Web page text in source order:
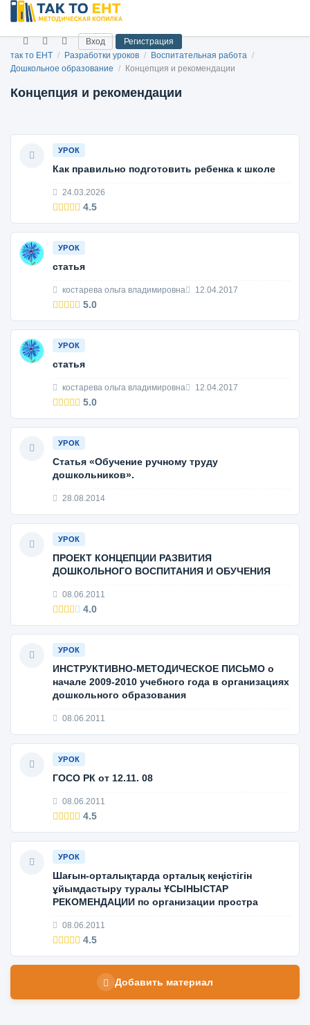
Вход
Регистрация
так то ЕНТ / Разработки уроков / Воспитательная работа /
Дошкольное образование / Концепция и рекомендации
Концепция и рекомендации
УРОК
Как правильно подготовить ребенка к школе
24.03.2026
4.5
УРОК
статья
костарева ольга владимировна 12.04.2017
5.0
УРОК
статья
костарева ольга владимировна 12.04.2017
5.0
УРОК
Статья «Обучение ручному труду
дошкольников».
28.08.2014
УРОК
ПРОЕКТ КОНЦЕПЦИИ РАЗВИТИЯ
ДОШКОЛЬНОГО ВОСПИТАНИЯ И ОБУЧЕНИЯ
08.06.2011
4.0
УРОК
ИНСТРУКТИВНО-МЕТОДИЧЕСКОЕ ПИСЬМО о
начале 2009-2010 учебного года в организациях
дошкольного образования
08.06.2011
УРОК
ГОСО РК от 12.11. 08
08.06.2011
4.5
УРОК
Шағын-орталықтарда орталық кеңістігін
ұйымдастыру туралы ҰСЫНЫСТАР
РЕКОМЕНДАЦИИ по организации простра
08.06.2011
4.5
Добавить материал